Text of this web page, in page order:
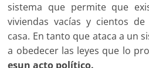
sistema que permite que
viviendas vacías y cientos
casa. En tanto que ataca a un
a obedecer las leyes que lo
esun acto político.